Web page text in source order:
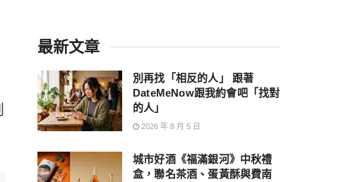
最新文章
別再找「相反的人」 跟著
DateMeNow跟我約會吧「找對
的人」
2026 年 8 月 5 日
城市好酒《福滿銀河》中秋禮
盒，聯名茶酒、蛋黃酥與費南